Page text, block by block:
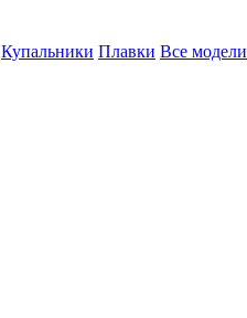
Купальники Плавки Все модели